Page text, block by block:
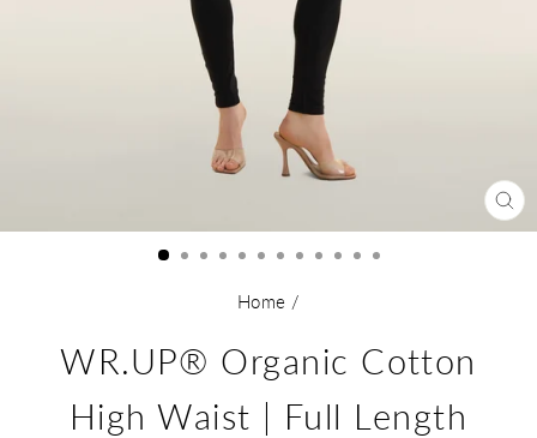
Home /
WR.UP® Organic Cotton
High Waist | Full Length